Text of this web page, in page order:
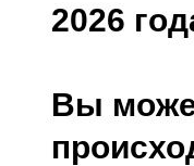
2026
Вы